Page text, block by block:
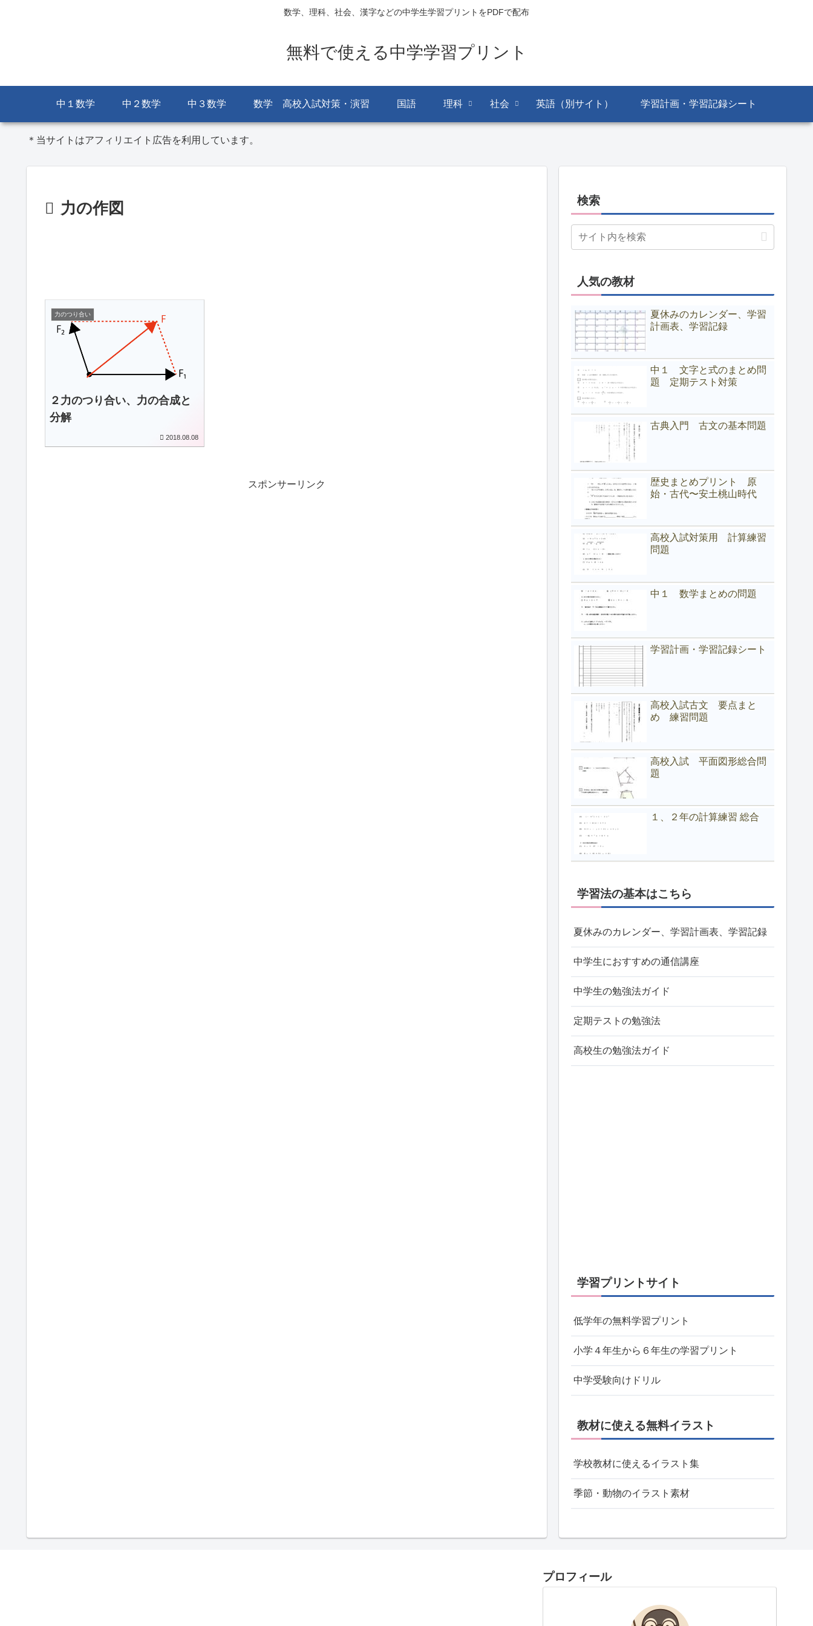
数学、理科、社会、漢字などの中学生学習プリントをPDFで配布
無料で使える中学学習プリント
中１数学 中２数学 中３数学 数学 高校入試対策・演習 国語 理科 社会 英語（別サイト） 学習計画・学習記録シート
＊当サイトはアフィリエイト広告を利用しています。
力の作図
力のつり合い
２力のつり合い、力の合成と
分解
2018.08.08
スポンサーリンク
検索
人気の教材
夏休みのカレンダー、学習
計画表、学習記録
中１ 文字と式のまとめ問
題 定期テスト対策
古典入門 古文の基本問題
歴史まとめプリント 原
始・古代〜安土桃山時代
高校入試対策用 計算練習
問題
中１ 数学まとめの問題
学習計画・学習記録シート
高校入試古文 要点まと
め 練習問題
高校入試 平面図形総合問
題
１、２年の計算練習 総合
学習法の基本はこちら
夏休みのカレンダー、学習計画表、学習記録
中学生におすすめの通信講座
中学生の勉強法ガイド
定期テストの勉強法
高校生の勉強法ガイド
学習プリントサイト
低学年の無料学習プリント
小学４年生から６年生の学習プリント
中学受験向けドリル
教材に使える無料イラスト
学校教材に使えるイラスト集
季節・動物のイラスト素材
プロフィール